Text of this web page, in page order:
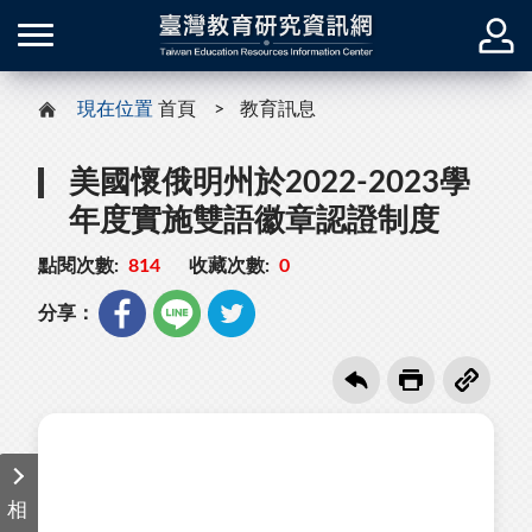
現在位置 首頁 教育訊息
美國懷俄明州於2022-2023學
年度實施雙語徽章認證制度
點閱次數: 814 收藏次數: 0
分享：
相